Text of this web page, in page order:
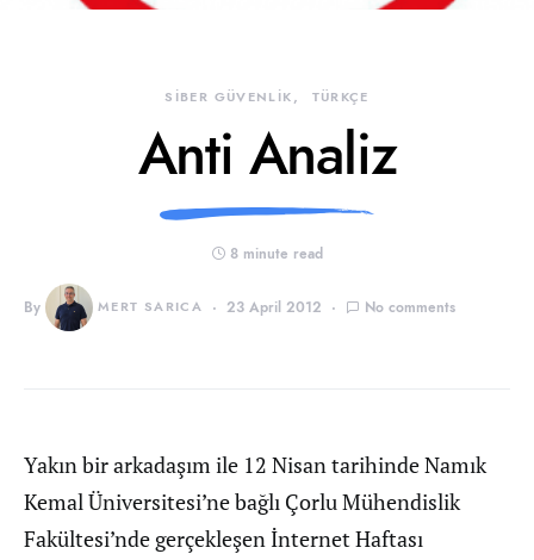
SİBER GÜVENLİK TÜRKÇE
Anti Analiz
8 minute read
By MERT SARICA 23 April 2012 No comments
Yakın bir arkadaşım ile 12 Nisan tarihinde Namık
Kemal Üniversitesi’ne bağlı Çorlu Mühendislik
Fakültesi’nde gerçekleşen İnternet Haftası